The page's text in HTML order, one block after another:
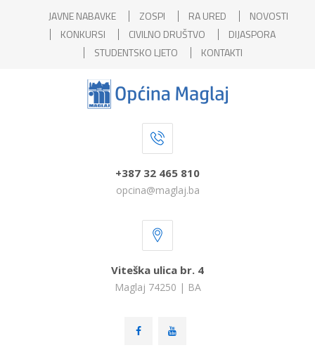
JAVNE NABAVKE ZOSPI RA URED
NOVOSTI
KONKURSI
CIVILNO DRUŠTVO
DIJASPORA
STUDENTSKO LJETO
KONTAKTI
+387 32 465 810
opcina@maglaj.ba
Viteška ulica br. 4
Maglaj 74250 | BA